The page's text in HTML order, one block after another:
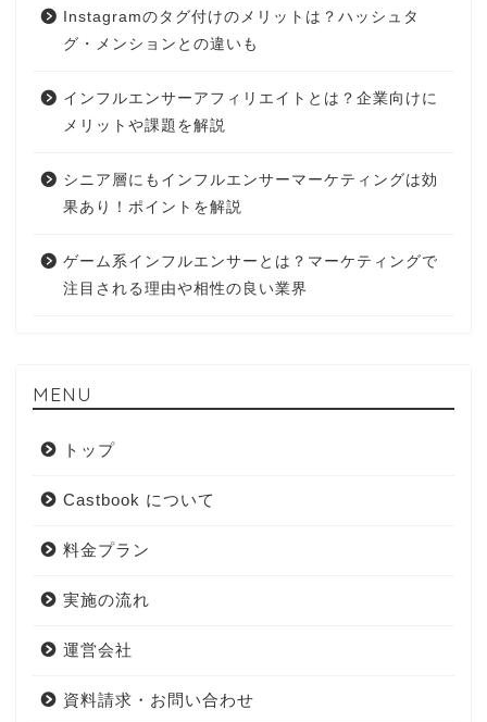
Instagramのタグ付けのメリットは？ハッシュタ
グ・メンションとの違いも
インフルエンサーアフィリエイトとは？企業向けに
メリットや課題を解説
シニア層にもインフルエンサーマーケティングは効
果あり！ポイントを解説
ゲーム系インフルエンサーとは？マーケティングで
注目される理由や相性の良い業界
MENU
トップ
Castbook について
料金プラン
実施の流れ
運営会社
資料請求・お問い合わせ